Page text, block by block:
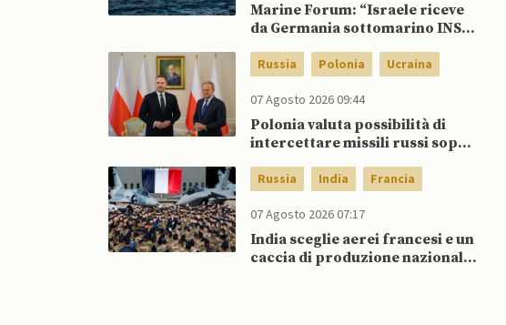
Marine Forum: “Israele riceve
da Germania sottomarino INS
Russia Polonia Ucraina
07 Agosto 2026 09:44
Polonia valuta possibilità di
intercettare missili russi sopra
aereo NATO
Russia India Francia
07 Agosto 2026 07:17
India sceglie aerei francesi e un
caccia di produzione nazionale,